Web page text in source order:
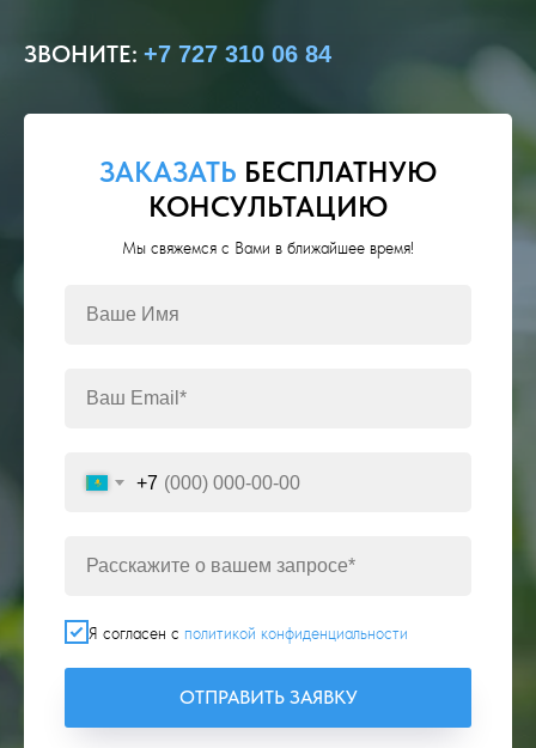
ЗВОНИТЕ: +7 727 310 06 84
ЗАКАЗАТЬ БЕСПЛАТНУЮ
КОНСУЛЬТАЦИЮ
Мы свяжемся с Вами в ближайшее время!
+7
Я согласен с политикой конфиденциальности
ОТПРАВИТЬ ЗАЯВКУ